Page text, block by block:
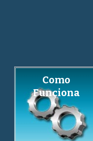
Como
Funciona